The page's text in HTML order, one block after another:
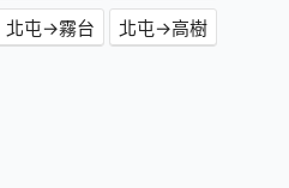
北屯→霧台
北屯→高樹